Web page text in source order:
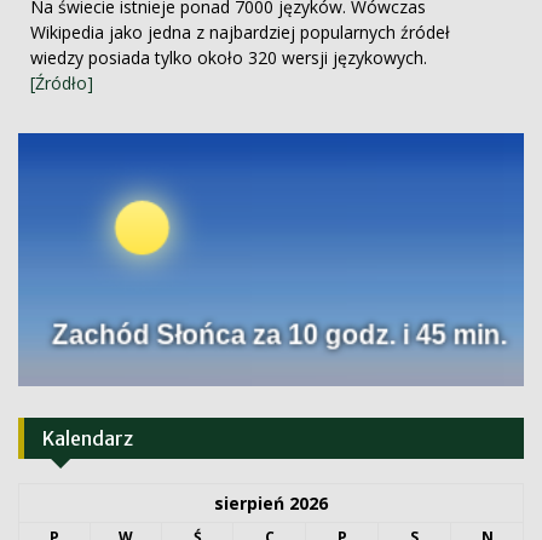
Na świecie istnieje ponad 7000 języków. Wówczas
Wikipedia jako jedna z najbardziej popularnych źródeł
wiedzy posiada tylko około 320 wersji językowych.
[Źródło]
Kalendarz
sierpień 2026